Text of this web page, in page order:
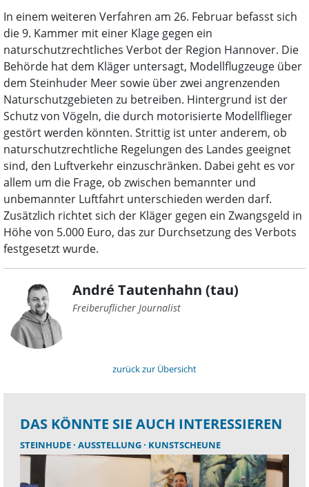
In einem weiteren Verfahren am 26. Februar befasst sich
die 9. Kammer mit einer Klage gegen ein
naturschutzrechtliches Verbot der Region Hannover. Die
Behörde hat dem Kläger untersagt, Modellflugzeuge über
dem Steinhuder Meer sowie über zwei angrenzenden
Naturschutzgebieten zu betreiben. Hintergrund ist der
Schutz von Vögeln, die durch motorisierte Modellflieger
gestört werden könnten. Strittig ist unter anderem, ob
naturschutzrechtliche Regelungen des Landes geeignet
sind, den Luftverkehr einzuschränken. Dabei geht es vor
allem um die Frage, ob zwischen bemannter und
unbemannter Luftfahrt unterschieden werden darf.
Zusätzlich richtet sich der Kläger gegen ein Zwangsgeld in
Höhe von 5.000 Euro, das zur Durchsetzung des Verbots
festgesetzt wurde.
André Tautenhahn (tau)
Freiberuflicher Journalist
zurück zur Übersicht
DAS KÖNNTE SIE AUCH INTERESSIEREN
STEINHUDE AUSSTELLUNG KUNSTSCHEUNE